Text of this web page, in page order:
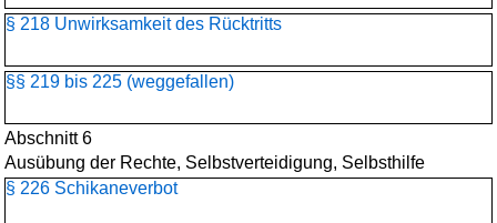
§ 218 Unwirksamkeit des Rücktritts
§§ 219 bis 225 (weggefallen)
Abschnitt 6
Ausübung der Rechte, Selbstverteidigung, Selbsthilfe
§ 226 Schikaneverbot